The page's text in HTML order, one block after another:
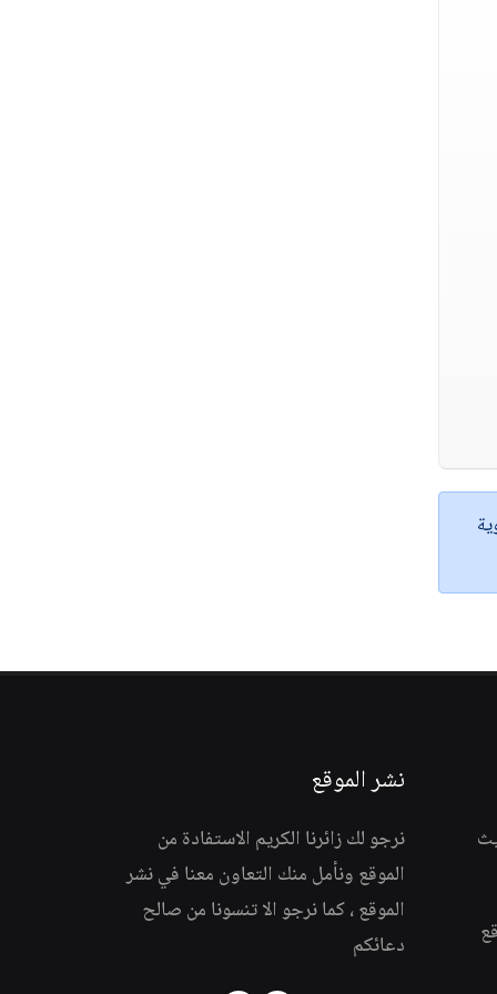
نشر الموقع
نرجو لك زائرنا الكريم الاستفادة من
الموقع ونأمل منك التعاون معنا في نشر
الموقع ، كما نرجو الا تنسونا من صالح
دعائكم